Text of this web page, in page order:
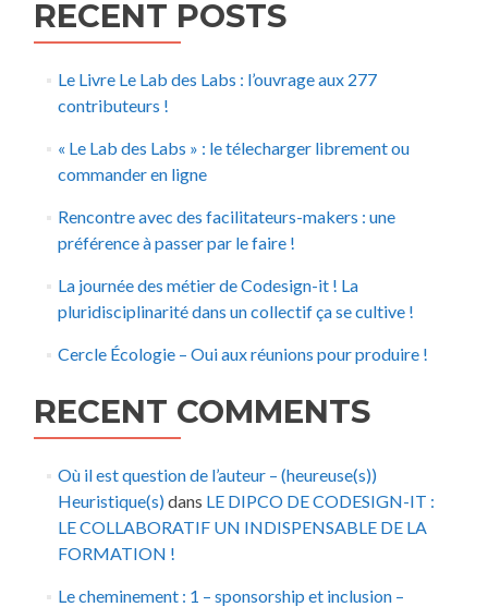
RECENT POSTS
Le Livre Le Lab des Labs : l’ouvrage aux 277
contributeurs !
« Le Lab des Labs » : le télecharger librement ou
commander en ligne
Rencontre avec des facilitateurs-makers : une
préférence à passer par le faire !
La journée des métier de Codesign-it ! La
pluridisciplinarité dans un collectif ça se cultive !
Cercle Écologie – Oui aux réunions pour produire !
RECENT COMMENTS
Où il est question de l’auteur – (heureuse(s))
Heuristique(s)dans LE DIPCO DE CODESIGN-IT :
LE COLLABORATIF UN INDISPENSABLE DE LA
FORMATION !
Le cheminement : 1 – sponsorship et inclusion –